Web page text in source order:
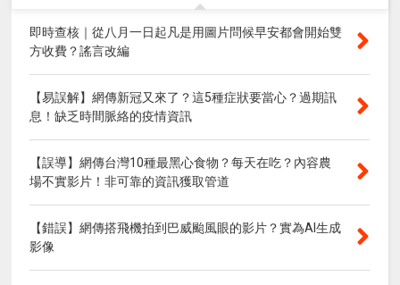
即時查核｜從八月一日起凡是用圖片問候早安都會開始雙
方收費？謠言改編
【易誤解】網傳新冠又來了？這5種症狀要當心？過期訊
息！缺乏時間脈絡的疫情資訊
【誤導】網傳台灣10種最黑心食物？每天在吃？內容農
場不實影片！非可靠的資訊獲取管道
【錯誤】網傳搭飛機拍到巴威颱風眼的影片？實為AI生成
影像